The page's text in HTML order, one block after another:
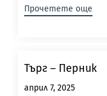
Прочетете още
Търг – Перник
април 7, 2025